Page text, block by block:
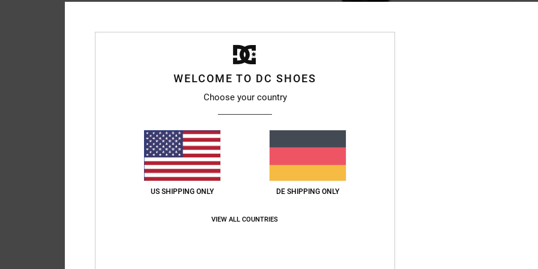
WELCOME TO DC SHOES
Choose your country
US SHIPPING ONLY DE SHIPPING ONLY
VIEW ALL COUNTRIES